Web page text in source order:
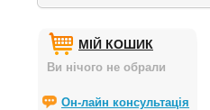
МІЙ КОШИК
Ви нічого не обрали
Он-лайн консультація